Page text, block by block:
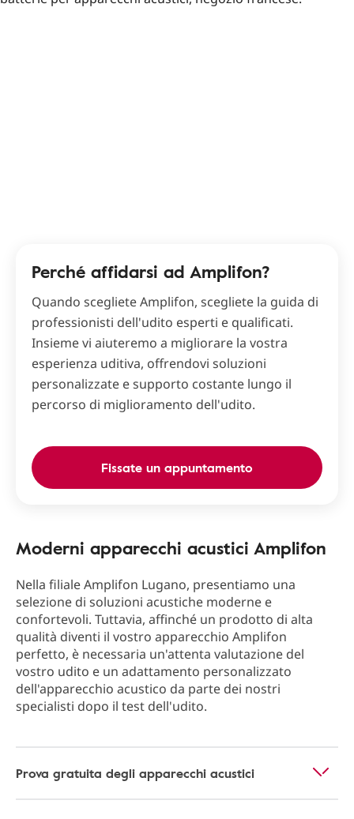
Perché affidarsi ad Amplifon?
Quando scegliete Amplifon, scegliete la guida di
professionisti dell'udito esperti e qualificati.
Insieme vi aiuteremo a migliorare la vostra
esperienza uditiva, offrendovi soluzioni
personalizzate e supporto costante lungo il
percorso di miglioramento dell'udito.
Fissate un appuntamento
Moderni apparecchi acustici Amplifon
Nella filiale Amplifon Lugano, presentiamo una
selezione di soluzioni acustiche moderne e
confortevoli. Tuttavia, affinché un prodotto di alta
qualità diventi il vostro apparecchio Amplifon
perfetto, è necessaria un'attenta valutazione del
vostro udito e un adattamento personalizzato
dell'apparecchio acustico da parte dei nostri
specialisti dopo il test dell'udito.
Prova gratuita degli apparecchi acustici